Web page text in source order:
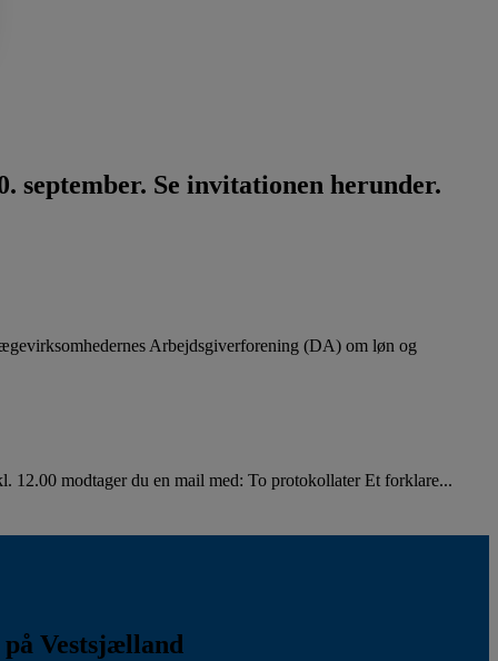
september. Se invitationen herunder.
Arbejdsgiverforening (DA) om løn og
12.00 modtager du en mail med: To protokollater Et forklare...
Vestsjælland